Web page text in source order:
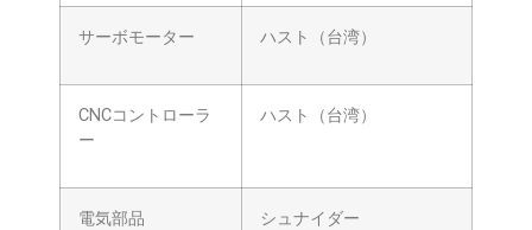
サーボモーター ハスト（台湾）
CNCコントローラ
ー
ハスト（台湾）
電気部品 シュナイダー